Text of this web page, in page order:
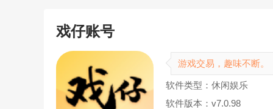
戏仔账号
游戏交易，趣味不断。
软件类型：休闲娱乐
软件版本：v7.0.98